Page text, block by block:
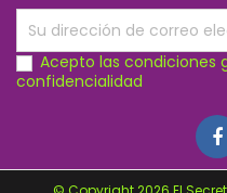
Acepto las condiciones
confidencialidad